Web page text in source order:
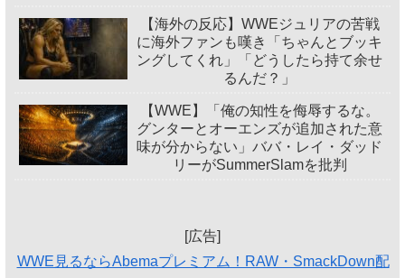
【海外の反応】WWEジュリアの苦戦
に海外ファンも嘆き「ちゃんとブッキ
ングしてくれ」「どうしたら持て余せ
るんだ？」
【WWE】「俺の知性を侮辱するな。
グンターとオーエンズが追加された意
味が分からない」ババ・レイ・ダッド
リーがSummerSlamを批判
[広告]
WWE見るならAbemaプレミアム！RAW・SmackDown配